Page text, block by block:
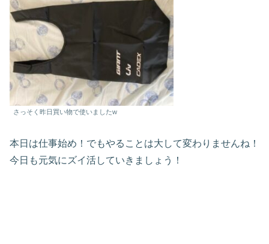
さっそく昨日買い物で使いましたw
本日は仕事始め！でもやることは大して変わりませんね！
今日も元気にズイ活していきましょう！